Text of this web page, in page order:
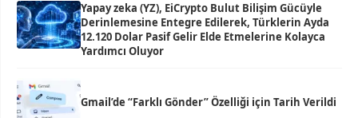
Yapay zeka (YZ), EiCrypto Bulut Bilişim Gücüyle
Derinlemesine Entegre Edilerek, Türklerin Ayda
12.120 Dolar Pasif Gelir Elde Etmelerine Kolayca
Yardımcı Oluyor
Gmail’de “Farklı Gönder” Özelliği için Tarih Verildi